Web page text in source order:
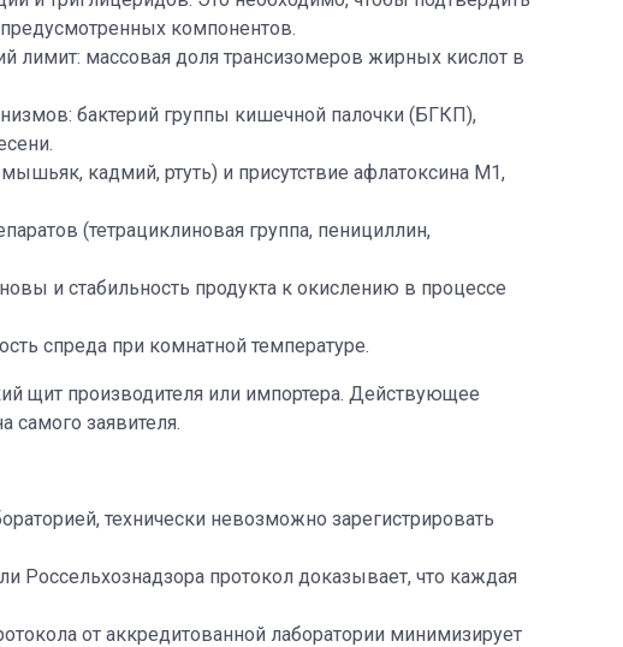
компонентов.
лимит: массовая доля трансизомеров жирных кислот в
бактерий группы кишечной палочки (БГКП),
кадмий, ртуть) и присутствие афлатоксина M1,
(тетрациклиновая группа, пенициллин,
и стабильность продукта к окислению в процессе
спреда при комнатной температуре.
щит производителя или импортера. Действующее
самого заявителя.
технически невозможно зарегистрировать
Россельхознадзора протокол доказывает, что каждая
от аккредитованной лаборатории минимизирует